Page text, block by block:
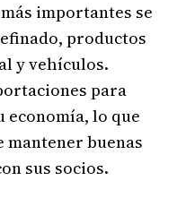
importantes se
productos
y vehículos.
para
economía, lo que
buenas
sus socios.